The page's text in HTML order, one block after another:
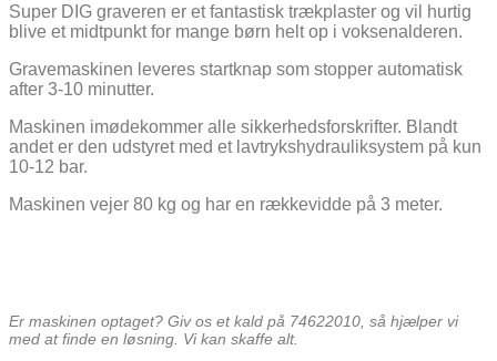
Super DIG graveren er et fantastisk trækplaster og vil hurtig
blive et midtpunkt for mange børn helt op i voksenalderen.
Gravemaskinen leveres startknap som stopper automatisk
after 3-10 minutter.
Maskinen imødekommer alle sikkerhedsforskrifter. Blandt
andet er den udstyret med et lavtrykshydrauliksystem på kun
10-12 bar.
Maskinen vejer 80 kg og har en rækkevidde på 3 meter.
Er maskinen optaget? Giv os et kald på 74622010, så hjælper vi
med at finde en løsning. Vi kan skaffe alt.